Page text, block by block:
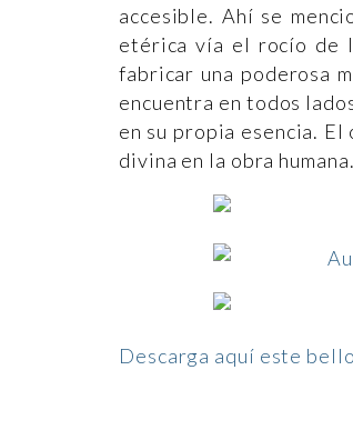
accesible. Ahí se
etérica vía el rocío de
fabricar una poderosa
encuentra en todos
en su propia esencia.
divina en la obra humana.
Descarga aquí este